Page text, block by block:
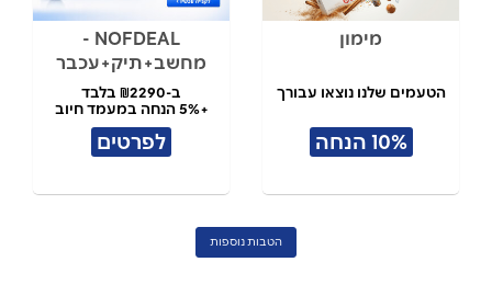
מימון
הטעמים שלנו נוצאו עבורך
10% הנחה
NOFDEAL -
מחשב+תיק+עכבר
ב-₪2290 בלבד
+5% הנחה במעמד חיוב
לפרטים
הטבות נוספות